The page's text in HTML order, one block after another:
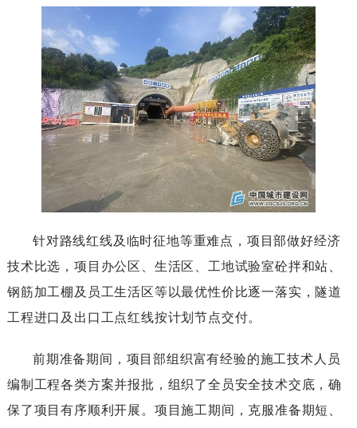
针对路线红线及临时征地等重难点，项目部做好经济
技术比选，项目办公区、生活区、工地试验室砼拌和站、
钢筋加工棚及员工生活区等以最优性价比逐一落实，隧道
工程进口及出口工点红线按计划节点交付。
前期准备期间，项目部组织富有经验的施工技术人员
编制工程各类方案并报批，组织了全员安全技术交底，确
保了项目有序顺利开展。项目施工期间，克服准备期短、